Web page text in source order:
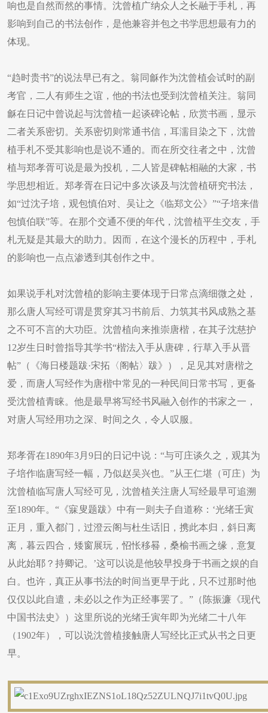
响也是自然而然的事情。沈曾植广纳众人之长融于手札，再
影响到自己的书法创作，是他兼容并包之书学思想最有力的
体现。
“趋时贵书”的说法早已有之。翁同龢作为沈曾植会试时的副
考官，二人有师生之谊，他的书法也受到沈曾植关注。翁同
龢在日记中曾说起与沈曾植一起谈碑论帖，欣赏书画，显示
二者关系密切。关系密切则常通书信，耳濡目染之下，沈曾
植手札不受其影响也是说不通的。而在所交往者之中，沈曾
植与郑孝胥可说是最为投机，二人皆是碑帖相融的大家，书
学思想相近。郑孝胥在日记中多次谈及与沈曾植研究书法，
如“过沈子培，观包慎伯对、吴让之《临郑文公》”“子培来借
包慎伯联”等。在那个交通不便的年代，沈曾植平生交友，手
札无疑是其最大的助力。因而，在这个漫长的历程中，手札
的影响也一点点渗透到其创作之中。
如果说手札对沈曾植的影响主要体现于日常点滴细微之处，
那么唐人写经可谓是贯穿其习书前后、力筑其书风成熟之基
之不可不言的大功臣。沈曾植向来推崇唐楷，在其子沈慈护
12岁生日时曾指导其学书“楷法入手从唐碑，行草入手从晋
帖”（《海日楼题跋·宋拓〈阁帖〉跋》），足见其对唐楷之
爱，而唐人写经作为唐楷中常见的一种民间日常书写，更备
受沈曾植青睐。他是最早将写经书风融入创作的书家之一，
对唐人写经用功之深、时间之久，令人叹服。
郑孝胥在1890年3月9日的日记中说：“与可庄谈久之，观其为
子培作临唐写经一幅，乃似赵吴兴也。”从王仁堪（可庄）为
沈曾植临写唐人写经可见，沈曾植关注唐人写经最早可追溯
至1890年。“《寐叟题跋》中有一则夫子自道称：‘光绪壬寅
正月，重入都门，过澄云阁与杜生话旧，携此本归，斜日离
离，暮云四合，矮窗展玩，怊怅移晷，桑榆书画之缘，意复
从此始耶？持卿记。’这可以说是他较早投身于书画之娱的自
白。也许，真正从事书法的时间当更早于此，只不过那时他
仅仅以此自遣，未必以之作为正经事罢了。”（陈振濂《现代
中国书法史》）这里所说的光绪壬寅年即为光绪二十八年
（1902年），可以说沈曾植接触唐人写经比正式从书之日更
早。